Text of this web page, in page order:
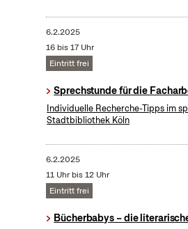
6.2.2025
16 bis 17 Uhr
Eintritt frei
Sprechstunde für die
Individuelle Recherche-Tipps im
Stadtbibliothek Köln
6.2.2025
11 Uhr bis 12 Uhr
Eintritt frei
Bücherbabys – die